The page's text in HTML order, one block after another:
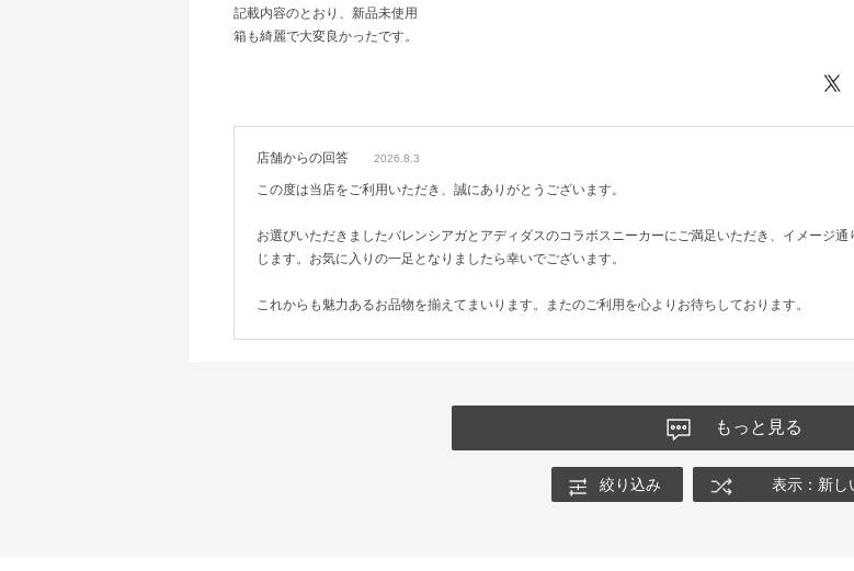
記載内容のとおり、新品未使用
箱も綺麗で大変良かったです。
店舗からの回答 2026.8.3
この度は当店をご利用いただき、誠にありがとうございます。
お選びいただきましたバレンシアガとアディダスのコラボスニーカーにご満足いただき、イメージ
じます。お気に入りの一足となりましたら幸いでございます。
これからも魅力あるお品物を揃えてまいります。またのご利用を心よりお待ちしております。
もっと見る
絞り込み 表示：新し